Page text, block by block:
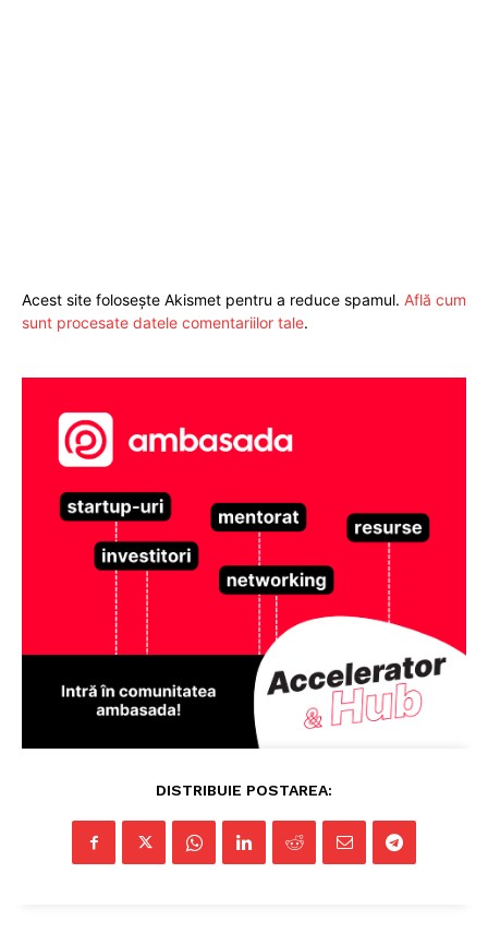
Acest site folosește Akismet pentru a reduce spamul. Află cum
sunt procesate datele comentariilor tale.
DISTRIBUIE POSTAREA: